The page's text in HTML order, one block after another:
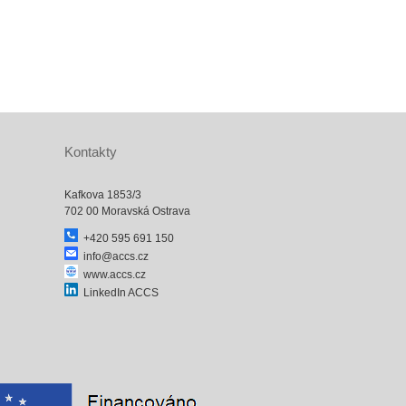
Kontakty
Kafkova 1853/3
702 00 Moravská Ostrava
+420 595 691 150
info@accs.cz
www.accs.cz
LinkedIn ACCS